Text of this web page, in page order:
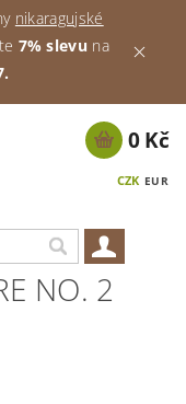
nikaragujské
7% slevu na
CZK EUR
0 Kč
NO. 2